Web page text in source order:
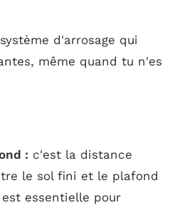
système d'arrosage qui
même quand tu n'es
: c'est la distance
le sol fini et le plafond
essentielle pour